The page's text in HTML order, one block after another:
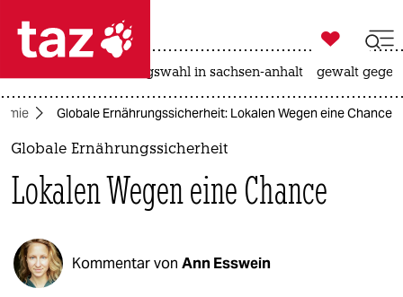
 taz zahl ich
taz zahl ich
politik
öko
gesellschaft

taz zahl ich
landtagswahl in sachsen-anhalt gewalt
Globale Ernährungssicherheit: Lokalen Wegen eine Chance
Globale Ernährungssicherheit
Lokalen Wegen eine Chance
Kommentar von Ann Esswein